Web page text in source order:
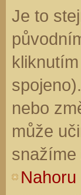
Je to
nebo
může
snažíme
Nahoru